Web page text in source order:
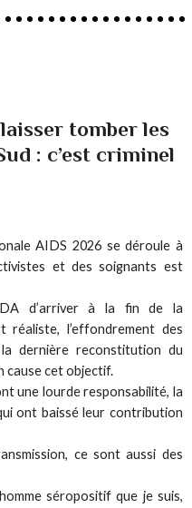
tomber les
: c’est criminel
AIDS 2026 se déroule à
et des soignants est
d’arriver à la fin de la
l’effondrement des
dernière reconstitution du
cause cet objectif.
une lourde responsabilité, la
ont baissé leur contribution
ce sont aussi des
séropositif que je suis,